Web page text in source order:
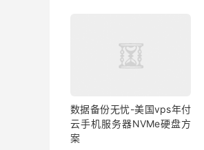
数据备份无忧-美国vps年付
云手机服务器NVMe硬盘方
案